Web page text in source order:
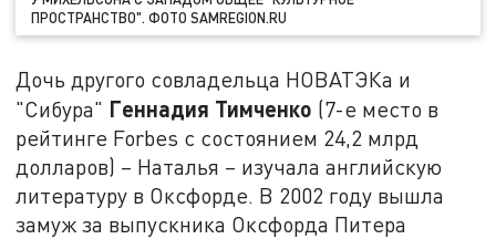
ПРОСТРАНСТВО". ФОТО SAMREGION.RU
Дочь другого совладельца НОВАТЭКа и
"Сибура" Геннадия Тимченко (7-е место в
рейтинге Forbes с состоянием 24,2 млрд
долларов) – Наталья – изучала английскую
литературу в Оксфорде. В 2002 году вышла
замуж за выпускника Оксфорда Питера